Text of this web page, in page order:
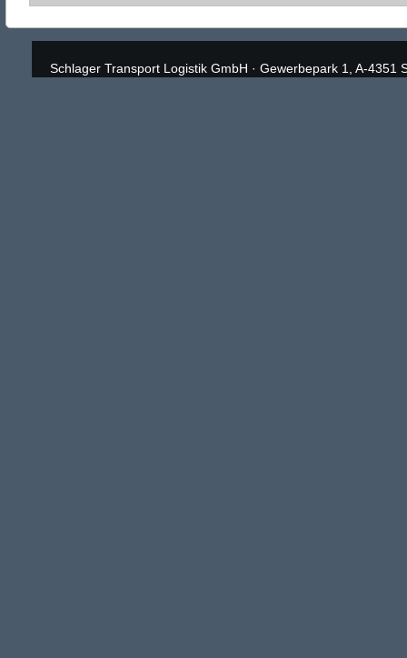
Schlager Transport Logistik GmbH · Gewerbepark 1, A-4351